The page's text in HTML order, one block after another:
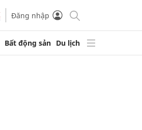
Đăng nhập
Bất động sản Du lịch